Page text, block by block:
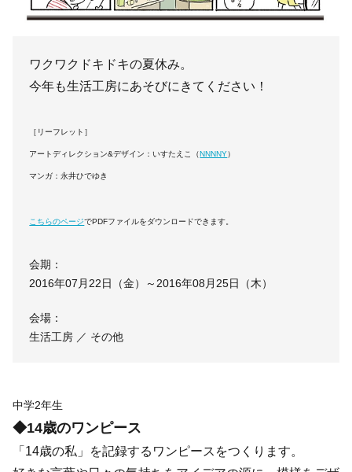
ワクワクドキドキの夏休み。
今年も生活工房にあそびにきてください！
［リーフレット］
アートディレクション&デザイン：いすたえこ（NNNNY）
マンガ：永井ひでゆき
こちらのページでPDFファイルをダウンロードできます。
会期：
2016年07月22日（金）～2016年08月25日（木）
会場：
生活工房 ／ その他
中学2年生
◆14歳のワンピース
「14歳の私」を記録するワンピースをつくります。